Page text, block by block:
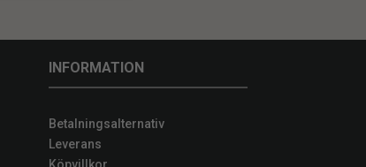
INFORMATION
Betalningsalternativ
Leverans